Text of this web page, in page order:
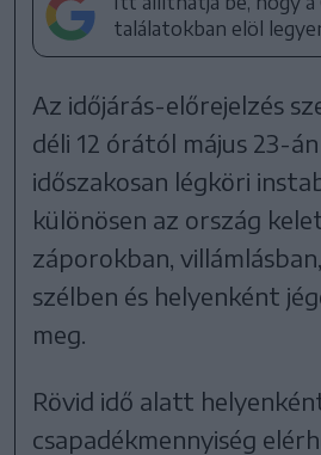
találatokban elöl
Az időjárás-előrejelzés
déli 12 órától május 23-
időszakosan légköri
különösen az ország
záporokban,
szélben és helyenként
meg.
Rövid idő alatt
csapadékmennyiség